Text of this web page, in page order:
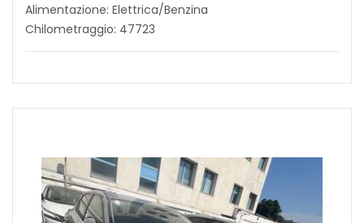
Alimentazione: Elettrica/Benzina
Chilometraggio: 47723